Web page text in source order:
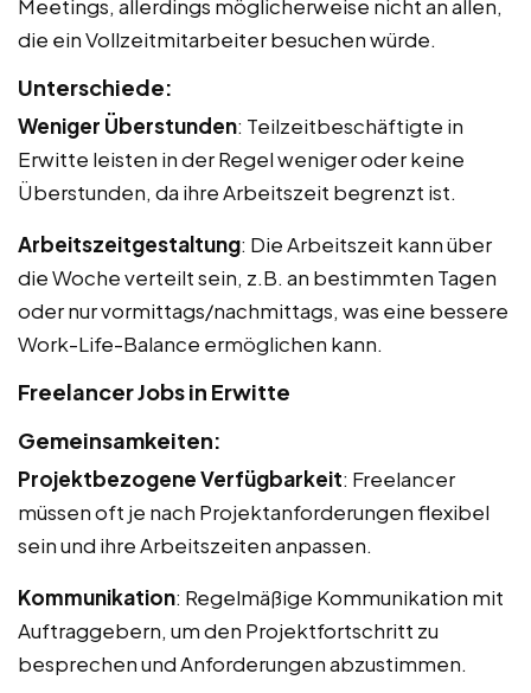
Meetings, allerdings möglicherweise nicht an allen,
die ein Vollzeitmitarbeiter besuchen würde.
Unterschiede:
Weniger Überstunden: Teilzeitbeschäftigte in
Erwitte leisten in der Regel weniger oder keine
Überstunden, da ihre Arbeitszeit begrenzt ist.
Arbeitszeitgestaltung: Die Arbeitszeit kann über
die Woche verteilt sein, z.B. an bestimmten Tagen
oder nur vormittags/nachmittags, was eine bessere
Work-Life-Balance ermöglichen kann.
Freelancer Jobs in Erwitte
Gemeinsamkeiten:
Projektbezogene Verfügbarkeit: Freelancer
müssen oft je nach Projektanforderungen flexibel
sein und ihre Arbeitszeiten anpassen.
Kommunikation: Regelmäßige Kommunikation mit
Auftraggebern, um den Projektfortschritt zu
besprechen und Anforderungen abzustimmen.